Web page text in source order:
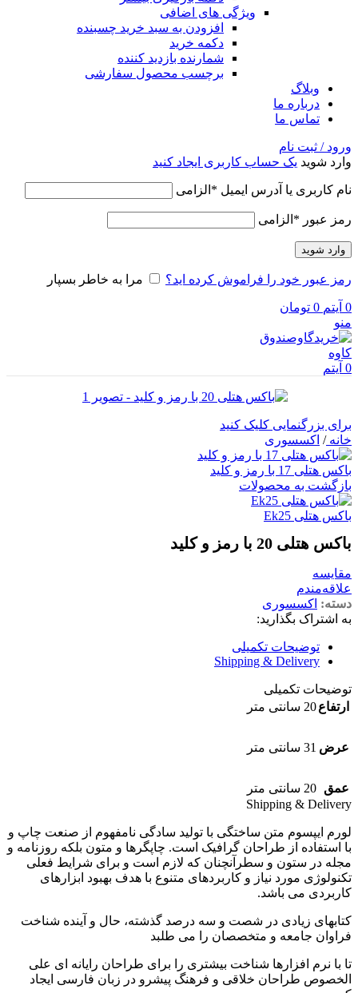
ویژگی های اضافی
افزودن به سبد خرید چسبنده
دکمه خرید
شمارنده بازدید کننده
برچسب محصول سفارشی
وبلاگ
درباره ما
تماس ما
ورود / ثبت نام
وارد شوید یک حساب کاربری ایجاد کنید
نام کاربری یا آدرس ایمیل * الزامی
رمز عبور * الزامی
وارد شوید
رمز عبور خود را فراموش کرده اید؟ مرا به خاطر بسپار
0 آیتم 0 تومان
منو
0 آیتم
برای بزرگنمایی کلیک کنید
خانه/ اکسسوری
باکس هتلی 17 با رمز و کلید
بازگشت به محصولات
باکس هتلی Ek25
باکس هتلی 20 با رمز و کلید
مقایسه
علاقه‌مندم
دسته: اکسسوری
به اشتراک بگذارید:
توضیحات تکمیلی
Shipping & Delivery
توضیحات تکمیلی
ارتفاع20 سانتی متر
عرض 31 سانتی متر
عمق 20 سانتی متر
Shipping & Delivery
لورم ایپسوم متن ساختگی با تولید سادگی نامفهوم از صنعت چاپ و
با استفاده از طراحان گرافیک است. چاپگرها و متون بلکه روزنامه و
مجله در ستون و سطرآنچنان که لازم است و برای شرایط فعلی
تکنولوژی مورد نیاز و کاربردهای متنوع با هدف بهبود ابزارهای
کاربردی می باشد.
کتابهای زیادی در شصت و سه درصد گذشته، حال و آینده شناخت
فراوان جامعه و متخصصان را می طلبد
تا با نرم افزارها شناخت بیشتری را برای طراحان رایانه ای علی
الخصوص طراحان خلاقی و فرهنگ پیشرو در زبان فارسی ایجاد